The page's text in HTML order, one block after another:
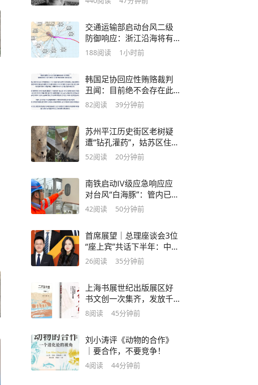
交通运输部启动台风二级
防御响应：浙江沿海将有9-
12级大风
188阅读 1小时前
韩国足协回应性贿赂裁判
丑闻：目前绝不会存在此
类不当行为
82阅读 39分钟前
苏州平江历史街区老树疑
遭“钻孔灌药”，姑苏区住建
委：将持续跟进救助事宜
52阅读 20分钟前
南铁启动Ⅳ级应急响应应
对台风“白海豚”：管内已停
运两趟列车
42阅读 50分钟前
首席展望｜总理座谈会3位
“座上宾”共话下半年：中国
经济将迈向更均衡的复苏
26阅读 35分钟前
上海书展世纪出版展区好
书文创一次集齐，发放千
份惠民图书消费券包
8阅读 45分钟前
刘小涛评《动物的合作》
｜要合作，不要竞争！
4阅读 44分钟前